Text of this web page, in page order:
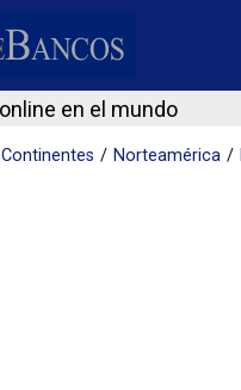
en el mundo
Continentes Norteamérica